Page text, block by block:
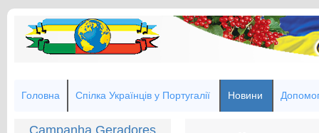
Головна Спілка Українців у Португалії Новини
Campanha Geradores